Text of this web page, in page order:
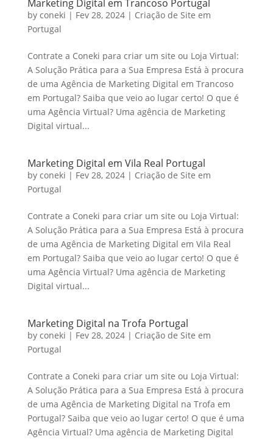
Marketing Digital em Trancoso Portugal
by coneki | Fev 28, 2024| Criação de Site em
Portugal
Contrate a Coneki para criar um site ou Loja Virtual:
A Solução Prática para a Sua Empresa Está à procura
de uma Agência de Marketing Digital em Trancoso
em Portugal? Saiba que veio ao lugar certo! O que é
uma Agência Virtual? Uma agência de Marketing
Digital virtual...
Marketing Digital em Vila Real Portugal
by coneki | Fev 28, 2024| Criação de Site em
Portugal
Contrate a Coneki para criar um site ou Loja Virtual:
A Solução Prática para a Sua Empresa Está à procura
de uma Agência de Marketing Digital em Vila Real
em Portugal? Saiba que veio ao lugar certo! O que é
uma Agência Virtual? Uma agência de Marketing
Digital virtual...
Marketing Digital na Trofa Portugal
by coneki | Fev 28, 2024| Criação de Site em
Portugal
Contrate a Coneki para criar um site ou Loja Virtual:
A Solução Prática para a Sua Empresa Está à procura
de uma Agência de Marketing Digital na Trofa em
Portugal? Saiba que veio ao lugar certo! O que é uma
Agência Virtual? Uma agência de Marketing Digital